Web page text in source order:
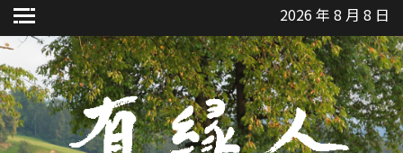
Skip
to
content
2026 年 8 月 8 日